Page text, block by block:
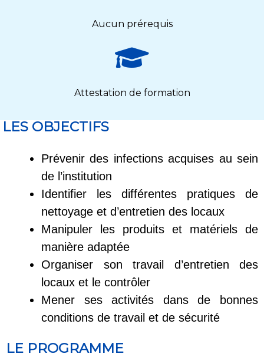
Aucun prérequis
Attestation de formation
LES OBJECTIFS
Prévenir des infections acquises au sein
de l’institution
Identifier les différentes pratiques de
nettoyage et d’entretien des locaux
Manipuler les produits et matériels de
manière adaptée
Organiser son travail d’entretien des
locaux et le contrôler
Mener ses activités dans de bonnes
conditions de travail et de sécurité
LE PROGRAMME